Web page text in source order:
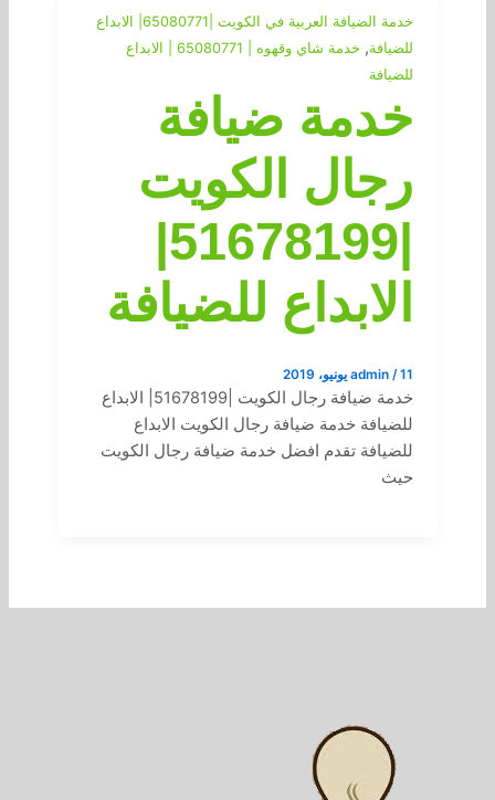
خدمة الضيافة العربية في الكويت |65080771| الابداع
للضيافة,
خدمة شاي وقهوه | 65080771 | الابداع
للضيافة
خدمة ضيافة
رجال الكويت
|51678199|
الابداع للضيافة
admin /11 يونيو، 2019
خدمة ضيافة رجال الكويت |51678199| الابداع
للضيافة خدمة ضيافة رجال الكويت الابداع
للضيافة تقدم افضل خدمة ضيافة رجال الكويت
حيث